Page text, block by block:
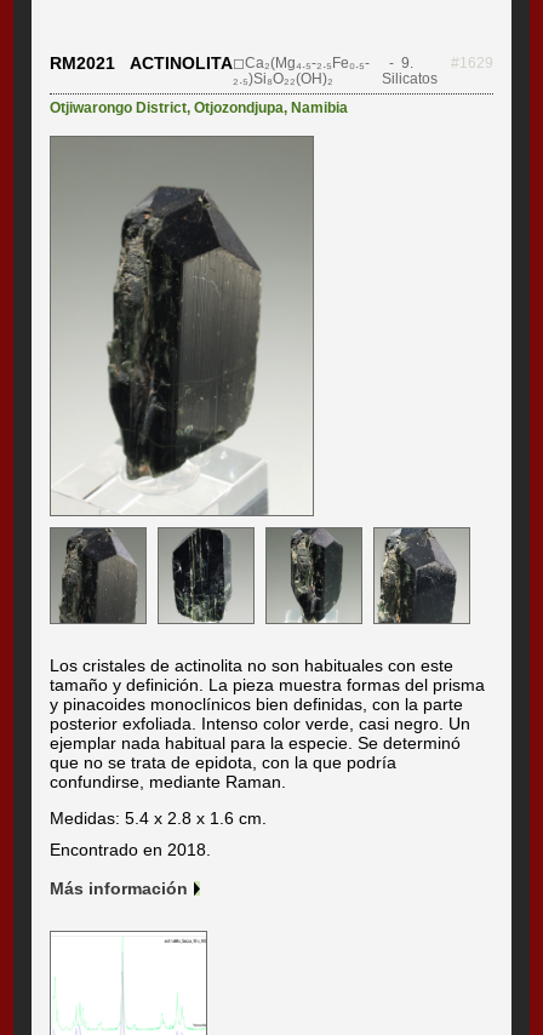
RM2021 ACTINOLITA◻Ca₂(Mg₄.₅-₂.₅Fe₀.₅-
₂.₅)Si₈O₂₂(OH)₂
- 9.
Silicatos
#1629
Otjiwarongo District,Otjozondjupa, Namibia
Los cristales de actinolita no son habituales con este
tamaño y definición. La pieza muestra formas del prisma
y pinacoides monoclínicos bien definidas, con la parte
posterior exfoliada. Intenso color verde, casi negro. Un
ejemplar nada habitual para la especie. Se determinó
que no se trata de epidota, con la que podría
confundirse, mediante Raman.
Medidas: 5.4 x 2.8 x 1.6 cm.
Encontrado en 2018.
Más información